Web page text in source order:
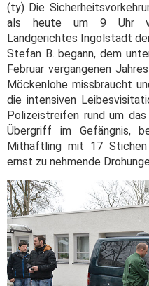
(ty) Die
als heute um 9 Uhr
Landgerichtes Ingolstadt
Stefan B. begann, dem
Februar vergangenen
Möckenlohe missbraucht
die intensiven
Polizeistreifen rund um
Übergriff im Gefängnis,
Mithäftling mit 17
ernst zu nehmende